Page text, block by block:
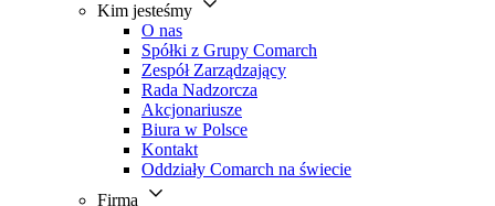
Kim jesteśmy
O nas
Spółki z Grupy Comarch
Zespół Zarządzający
Rada Nadzorcza
Akcjonariusze
Biura w Polsce
Kontakt
Oddziały Comarch na świecie
Firma